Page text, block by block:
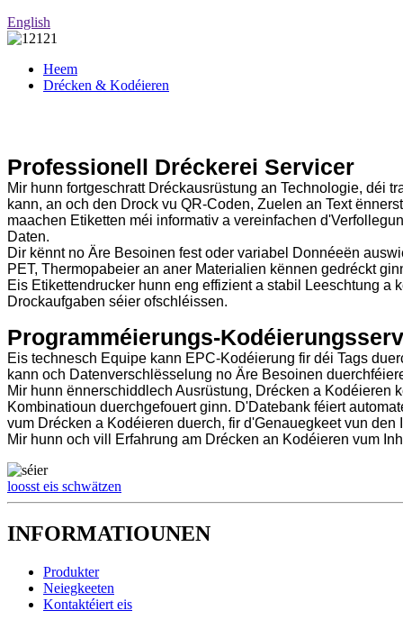
English
Heem
Drécken & Kodéieren
Professionell Dréckerei Servicer
Mir hunn fortgeschratt Dréckausrüstung an Technologie, déi
kann, an och den Drock vu QR-Coden, Zuelen an Text
maachen Etiketten méi informativ a vereinfachen
Daten.
Dir kënnt no Äre Besoinen fest oder variabel Donnéeën
PET, Thermopabeier an aner Materialien kënnen gedréckt
Eis Etikettendrucker hunn eng effizient a stabil Leeschtung a
Drockaufgaben séier ofschléissen.
Programméierungs-
Eis technesch Equipe kann EPC-Kodéierung fir déi Tags
kann och Datenverschlësselung no Äre Besoinen
Mir hunn ënnerschiddlech Ausrüstung, Drécken a Kodéieren
Kombinatioun duerchgefouert ginn. D'Datebank féiert
vum Drécken a Kodéieren duerch, fir d'Genauegkeet vun den
Mir hunn och vill Erfahrung am Drécken an Kodéieren vum
loosst eis schwätzen
INFORMATIOUNEN
Produkter
Neiegkeeten
Kontaktéiert eis